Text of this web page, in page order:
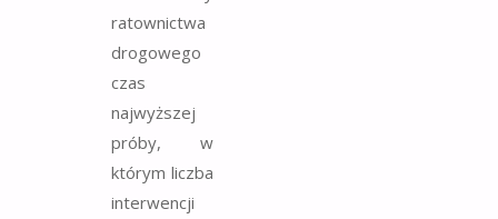
ratownictwa
drogowego
czas
najwyższej
próby, w
którym liczba
interwencji